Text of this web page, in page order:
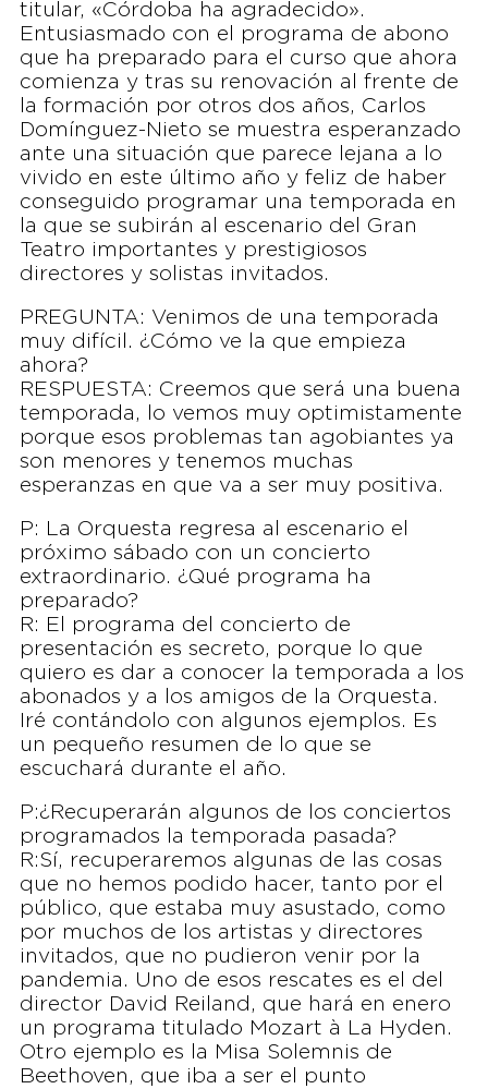
titular, «Córdoba ha agradecido».
Entusiasmado con el programa de abono
que ha preparado para el curso que ahora
comienza y tras su renovación al frente de
la formación por otros dos años, Carlos
Domínguez-Nieto se muestra esperanzado
ante una situación que parece lejana a lo
vivido en este último año y feliz de haber
conseguido programar una temporada en
la que se subirán al escenario del Gran
Teatro importantes y prestigiosos
directores y solistas invitados.
PREGUNTA: Venimos de una temporada
muy difícil. ¿Cómo ve la que empieza
ahora?
RESPUESTA: Creemos que será una buena
temporada, lo vemos muy optimistamente
porque esos problemas tan agobiantes ya
son menores y tenemos muchas
esperanzas en que va a ser muy positiva.
P: La Orquesta regresa al escenario el
próximo sábado con un concierto
extraordinario. ¿Qué programa ha
preparado?
R: El programa del concierto de
presentación es secreto, porque lo que
quiero es dar a conocer la temporada a los
abonados y a los amigos de la Orquesta.
Iré contándolo con algunos ejemplos. Es
un pequeño resumen de lo que se
escuchará durante el año.
P:¿Recuperarán algunos de los conciertos
programados la temporada pasada?
R:Sí, recuperaremos algunas de las cosas
que no hemos podido hacer, tanto por el
público, que estaba muy asustado, como
por muchos de los artistas y directores
invitados, que no pudieron venir por la
pandemia. Uno de esos rescates es el del
director David Reiland, que hará en enero
un programa titulado Mozart à La Hyden.
Otro ejemplo es la Misa Solemnis de
Beethoven, que iba a ser el punto